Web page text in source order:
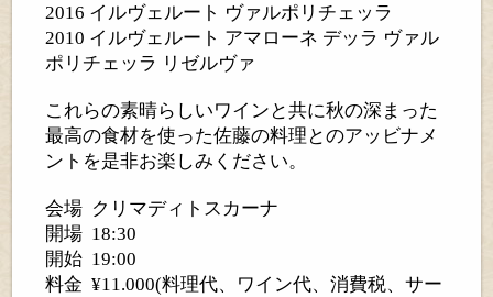
2016 イルヴェルート ヴァルポリチェッラ
2010 イルヴェルート アマローネ デッラ ヴァル
ポリチェッラ リゼルヴァ
これらの素晴らしいワインと共に秋の深まった
最高の食材を使った佐藤の料理とのアッビナメ
ントを是非お楽しみください。
会場 クリマディトスカーナ
開場 18:30
開始 19:00
料金 ¥11.000(料理代、ワイン代、消費税、サー